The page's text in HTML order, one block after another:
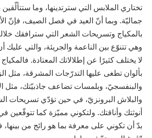
تختاري الملابس التي سترتدينها، وما
جماليّة. وبما أنّ العيد في فصل الصيف، فإنّ
بالمكياج وتسريحات الشعر التي سترافقك خلاله
وهي تتنوّع بين الناعمة والجريئة، والتي عليك
لا يختلف كثيرًا عن إطلالاتك المعتادة.
بألوان تطغى عليها التدرّجات المشرقة، مثل
والبنفسجيّ، وبلمسات تضاعف جاذبيّتك، مثل
والبلاش البرونزيّ، في حين تؤدّي تسريحات
أنوثتك وأناقتك. ولتكوني مميّزة كما تتوقّعين
بدّ أن تكوني على معرفة بما هو رائج من